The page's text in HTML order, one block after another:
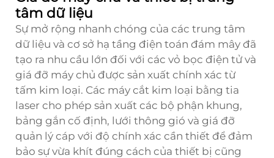
tâm dữ liệu
Sự mở rộng nhanh chóng của các trung tâm
dữ liệu và cơ sở hạ tầng điện toán đám mây đã
tạo ra nhu cầu lớn đối với các vỏ bọc điện tử và
giá đỡ máy chủ được sản xuất chính xác từ
tấm kim loại. Các máy cắt kim loại bằng tia
laser cho phép sản xuất các bộ phận khung,
bảng gắn cố định, lưới thông gió và giá đỡ
quản lý cáp với độ chính xác cần thiết để đảm
bảo sự vừa khít đúng cách của thiết bị cũng